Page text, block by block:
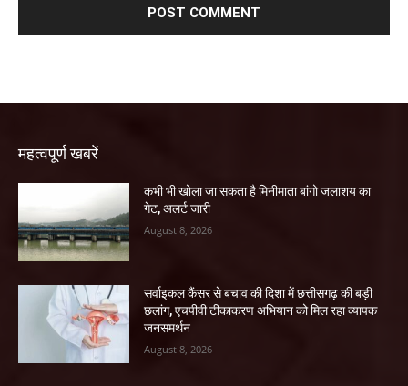
महत्वपूर्ण खबरें
कभी भी खोला जा सकता है मिनीमाता बांगो जलाशय का
गेट, अलर्ट जारी
August 8, 2026
सर्वाइकल कैंसर से बचाव की दिशा में छत्तीसगढ़ की बड़ी
छलांग, एचपीवी टीकाकरण अभियान को मिल रहा व्यापक
जनसमर्थन
August 8, 2026